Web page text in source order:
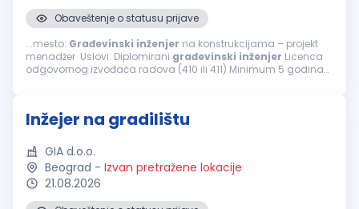
Obaveštenje o statusu prijave
...mesto: Građevinski inženjer na konstrukcijama – projekt
menadžer Uslovi: Diplomirani građevinski inženjer Licenca
odgovornog izvođača radova (410 ili 411) Minimum 5 godina
Inžejer na gradilištu
GIA d.o.o.
Beograd - Izvan pretražene lokacije
21.08.2026